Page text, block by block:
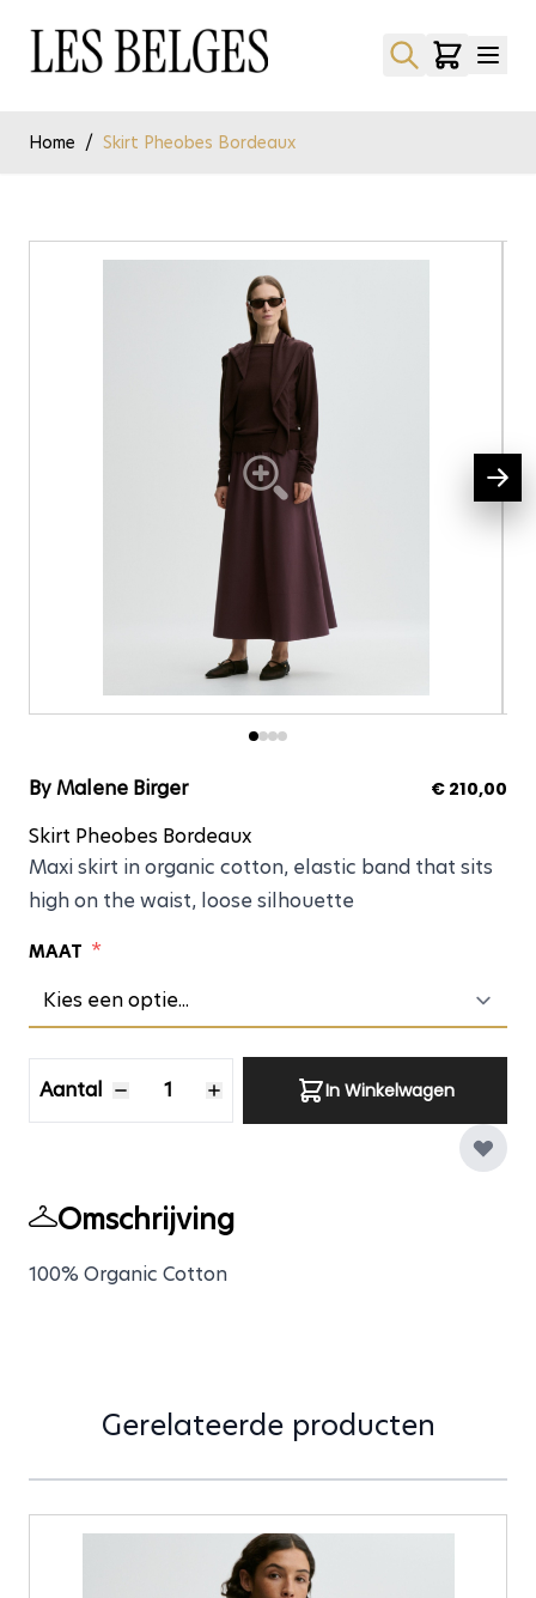
Home / Skirt Pheobes Bordeaux
Skirt Pheobes
By Malene Birger
Skirt Pheobes Bordeaux
€ 210,00
Maxi skirt in organic cotton, elastic band that sits
high on the waist, loose silhouette
MAAT *
Aantal In Winkelwagen
Omschrijving
100% Organic Cotton
Gerelateerde producten
Druk om carrousel over te slaan